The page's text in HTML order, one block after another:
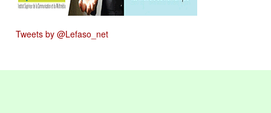
Tweets by @Lefaso_net